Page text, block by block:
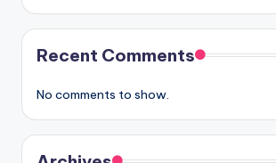
Recent Comments
No comments to show.